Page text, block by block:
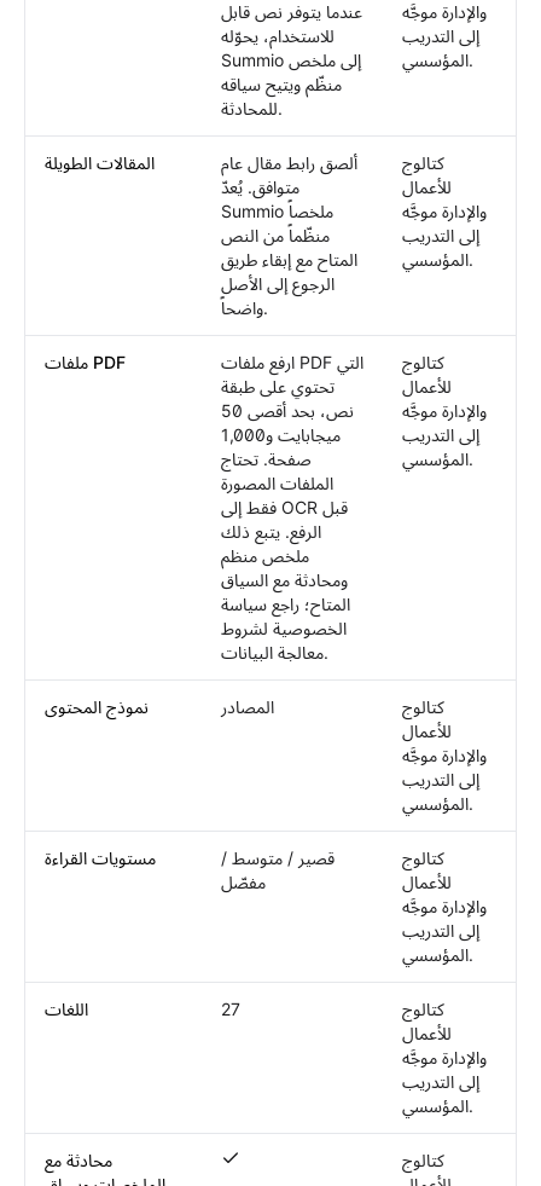
عندما يتوفر نص قابل
للاستخدام، يحوّله
Summio إلى ملخص
منظّم ويتيح سياقه
للمحادثة.
والإدارة موجَّه
إلى التدريب
المؤسسي.
المقالات الطويلة
ألصق رابط مقال عام
متوافق. يُعدّ
Summio ملخصاً
منظّماً من النص
المتاح مع إبقاء طريق
الرجوع إلى الأصل
واضحاً.
كتالوج
للأعمال
والإدارة موجَّه
إلى التدريب
المؤسسي.
ملفات PDF
ارفع ملفات PDF التي
تحتوي على طبقة
نص، بحد أقصى 50
ميجابايت و1,000
صفحة. تحتاج
الملفات المصورة
فقط إلى OCR قبل
الرفع. يتبع ذلك
ملخص منظم
ومحادثة مع السياق
المتاح؛ راجع سياسة
الخصوصية لشروط
معالجة البيانات.
كتالوج
للأعمال
والإدارة موجَّه
إلى التدريب
المؤسسي.
نموذج المحتوى المصادر
كتالوج
للأعمال
والإدارة موجَّه
إلى التدريب
المؤسسي.
مستويات القراءة
قصير / متوسط /
مفصّل
كتالوج
للأعمال
والإدارة موجَّه
إلى التدريب
المؤسسي.
اللغات 27
كتالوج
للأعمال
والإدارة موجَّه
إلى التدريب
المؤسسي.
محادثة مع
محادثة مع الملخصات وسياق المصدر المتاح
كتالوج